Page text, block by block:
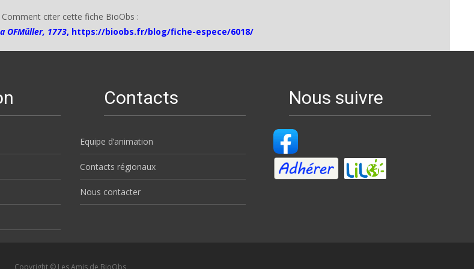
Comment citer cette fiche BioObs :
OFMüller, 1773, https://bioobs.fr/blog/fiche-espece/6018/
Contacts
Equipe d’animation
Contacts régionaux
Nous contacter
Nous suivre
Copyright © Les Amis de BioObs